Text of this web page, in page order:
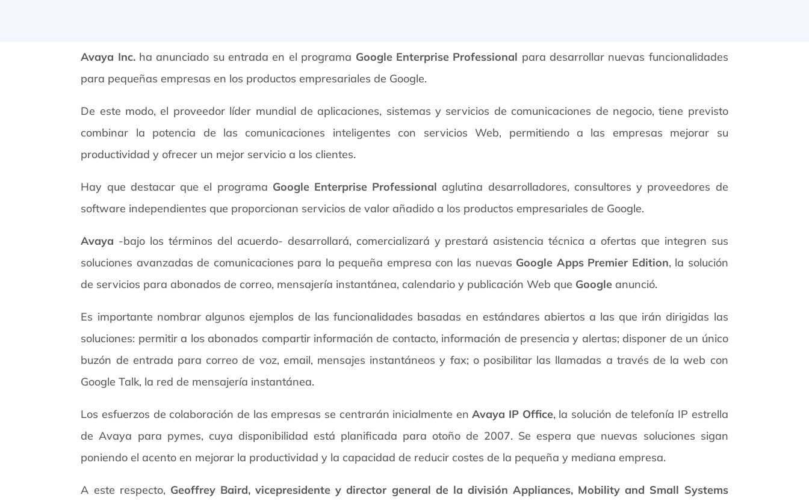
Avaya Inc.ha anunciado su entrada en el programa Google Enterprise Professional para desarrollar nuevas funcionalidades
para pequeñas empresas en los productos empresariales de Google.
De este modo, el proveedor líder mundial de aplicaciones, sistemas y servicios de comunicaciones de negocio, tiene previsto
combinar la potencia de las comunicaciones inteligentes con servicios Web, permitiendo a las empresas mejorar su
productividad y ofrecer un mejor servicio a los clientes.
Hay que destacar que el programa Google Enterprise Professional aglutina desarrolladores, consultores y proveedores de
software independientes que proporcionan servicios de valor añadido a los productos empresariales de Google.
Avaya -bajo los términos del acuerdo- desarrollará, comercializará y prestará asistencia técnica a ofertas que integren sus
soluciones avanzadas de comunicaciones para la pequeña empresa con las nuevas Google Apps Premier Edition, la solución
de servicios para abonados de correo, mensajería instantánea, calendario y publicación Web que Google anunció.
Es importante nombrar algunos ejemplos de las funcionalidades basadas en estándares abiertos a las que irán dirigidas las
soluciones: permitir a los abonados compartir información de contacto, información de presencia y alertas; disponer de un único
buzón de entrada para correo de voz, email, mensajes instantáneos y fax; o posibilitar las llamadas a través de la web con
Google Talk, la red de mensajería instantánea.
Los esfuerzos de colaboración de las empresas se centrarán inicialmente enAvaya IP Office, la solución de telefonía IP estrella
de Avaya para pymes, cuya disponibilidad está planificada para otoño de 2007. Se espera que nuevas soluciones sigan
poniendo el acento en mejorar la productividad y la capacidad de reducir costes de la pequeña y mediana empresa.
A este respecto, Geoffrey Baird, vicepresidente y director general de la división Appliances, Mobility and Small Systems